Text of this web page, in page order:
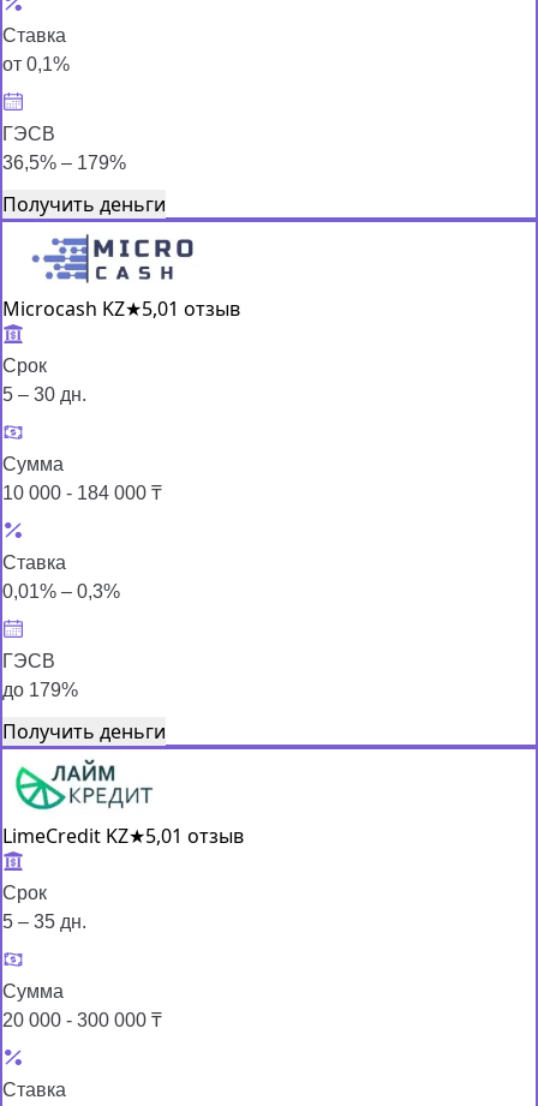
Ставка
от 0,1%
ГЭСВ
36,5% – 179%
Получить деньги
Microcash KZ★5,01 отзыв
Срок
5 – 30 дн.
Сумма
10 000 - 184 000 ₸
Ставка
0,01% – 0,3%
ГЭСВ
до 179%
Получить деньги
LimeCredit KZ★5,01 отзыв
Срок
5 – 35 дн.
Сумма
20 000 - 300 000 ₸
Ставка